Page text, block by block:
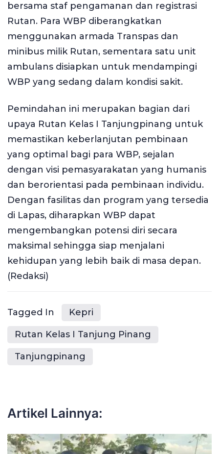
bersama staf pengamanan dan registrasi
Rutan. Para WBP diberangkatkan
menggunakan armada Transpas dan
minibus milik Rutan, sementara satu unit
ambulans disiapkan untuk mendampingi
WBP yang sedang dalam kondisi sakit.
Pemindahan ini merupakan bagian dari
upaya Rutan Kelas I Tanjungpinang untuk
memastikan keberlanjutan pembinaan
yang optimal bagi para WBP, sejalan
dengan visi pemasyarakatan yang humanis
dan berorientasi pada pembinaan individu.
Dengan fasilitas dan program yang tersedia
di Lapas, diharapkan WBP dapat
mengembangkan potensi diri secara
maksimal sehingga siap menjalani
kehidupan yang lebih baik di masa depan.
(Redaksi)
Tagged In Kepri
Rutan Kelas I Tanjung Pinang
Tanjungpinang
Artikel Lainnya: